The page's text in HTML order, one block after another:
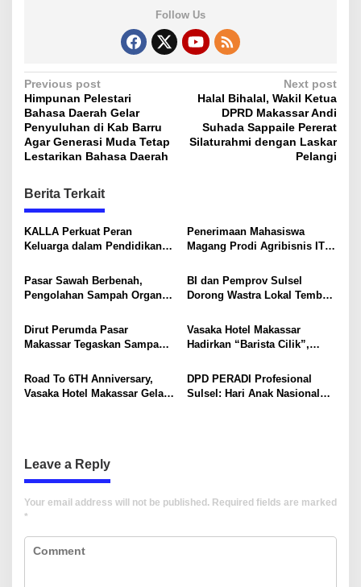
Follow Us
P
o
s
t
a
v
i
a
i
n
Previous post
Himpunan Pelestari
Bahasa Daerah Gelar
Penyuluhan di Kab Barru
Agar Generasi Muda Tetap
Lestarikan Bahasa Daerah
Next post
Halal Bihalal, Wakil Ketua
DPRD Makassar Andi
Suhada Sappaile Pererat
Silaturahmi dengan Laskar
Pelangi
Berita Terkait
KALLA Perkuat Peran
Keluarga dalam Pendidikan
Explorers
Penerimaan Mahasiswa
Magang Prodi Agribisnis ITP
Perkuat Kompetensi Lewat
Program MBKM
Pasar Sawah Berbenah,
Pengolahan Sampah Organik
BI dan Pemprov Sulsel
Dorong Wastra Lokal Tembus
Mancanegara
Dirut Perumda Pasar
Makassar Tegaskan Sampah
Bukan Dibuang ke TPA
Vasaka Hotel Makassar
Hadirkan “Barista Cilik”,
Untuk Anak-Anak
Road To 6TH Anniversary,
Vasaka Hotel Makassar Gelar
DPD PERADI Profesional
Sulsel: Hari Anak Nasional
Leave a Reply
Your email address will not be published. Required fields are marked
*